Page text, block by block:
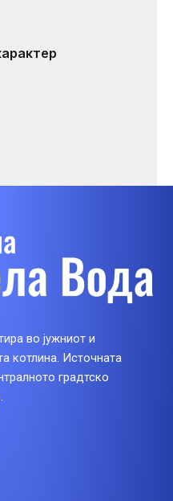
во јужниот и
котлина. Источната
градтско